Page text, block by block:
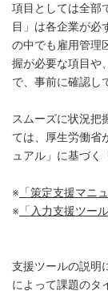
項目としては全部
目」は各企業が必
の中でも雇用管理
握が必要な項目や
で、事前に確認し
スムーズに状況把
ては、厚生労働省
ュアル」に基づく
※ 「策定支援マニ
※ 「入力支援ツー
支援ツールの説明
によって課題のタ